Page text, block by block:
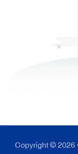
Copyright © 2026